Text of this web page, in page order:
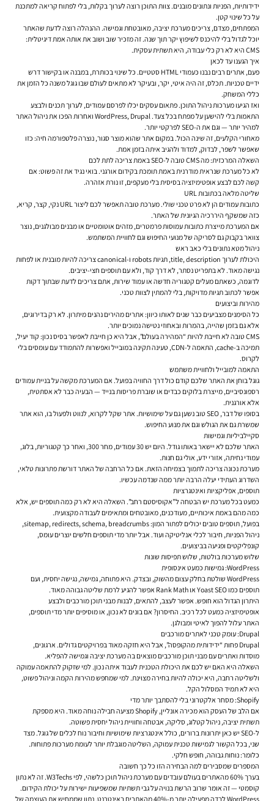
ידידותיות, הפניות ונתונים מובנים. צוות התוכן רוצה לערוך בקלות, בלי לפתוח קריאה למתכנת
על כל שינוי קטן.
המפתחים, מצדם, צריכים מערכת יציבה, מאובטחת וגמישה. ההנהלה רוצה לדעת שהאתר
יוכל לגדול בלי להיכנס לשיפוץ יקר תוך שנה. זה מזכיר שוב ושוב את אותה אמת דיגיטלית:
CMS היא לא רק כלי עבודה, היא תשתית עסקית.
איך הגענו עד לכאן
פעם, אתרים רבים נבנו כעמודי HTML סטטיים. כל שינוי בכותרת, במבנה או בקישור דרש
ידיים טכניות. תכלס, זה היה איטי, יקר, ובעיקר לא מתאים לעולם שבו גוגל משנה כל הזמן את
כללי המשחק.
ואז הגיעו מערכות ניהול התוכן. פתאום עסקים יכלו לפרסם עמודים, לערוך תכנים ולבצע
התאמות בלי להישען על מפתח בכל צעד. WordPress, Drupal ואחרות הפכו את ניהול האתר
למהיר יותר — וגם את ה-SEO לפרקטי יותר.
מאחורי הקלעים, זה שינה הכול. במקום אתר שהוא מוצר סגור, נוצרה פלטפורמה חיה: כזו
שאפשר לשפר, לבדוק, למדוד ולהגיב איתה בזמן אמת.
השאלה המרכזית: מה CMS טובה ל-SEO באמת צריכה לתת לכם
לא כל מערכת שנראית מודרנית באמת תומכת בקידום אורגני. בואי נגיד את זה פשוט: אם
קשה לכם לבצע אופטימיזציה בסיסית בלי מעקפים, זו נורת אזהרה.
שליטה מלאה בכתובות URL
כתובות עמודים הן לא פרט טכני שולי. מערכת טובה תאפשר לכם ליצור URL נקי, קצר, קריא,
כזה שמשקף היררכיה הגיונית של האתר.
אם המערכת מייצרת כתובות עמוסות פרמטרים, מזהים אוטומטיים או מבנים מבולגנים, נוצר
צוואר בקבוק גם לסריקה של מנועי החיפוש וגם לחוויית המשתמש.
ניהול מטא נתונים בלי כאב ראש
היכולת לערוך title, description, תגיות robots ו-canonical צריכה להיות מובנית או לפחות
נגישה מאוד. לא בתפריט נסתר, לא דרך קוד, ולא עם תוספים חצי-יציבים.
לדוגמה, כשאתם מעלים קטגוריה חדשה או עמוד שירות, אתם צריכים לדעת שבתוך דקות
אפשר לכתוב תגיות מדויקות, בלי להמתין לצוות טכני.
מהירות וביצועים
כל הסימנים מצביעים כבר שנים לאותו כיוון: אתרים מהירים נהנים מיתרון. לא רק בדירוגים,
אלא גם בזמן שהייה, בהמרות ובאחוזי נטישה נמוכים יותר.
CMS טובה לא חייבת להיות “המהירה בעולם”, אבל היא כן חייבת לאפשר בסיס נכון: קוד יעיל,
תמיכה ב-cache, התאמה ל-CDN, טעינה תקינה במובייל ואפשרות להתמודד עם עומסים בלי
לקרוס.
התאמה למובייל ולחוויית משתמש
גוגל בוחן את האתר שלכם קודם כול דרך החוויה בפועל. אם המערכת מקשה על בניית עמודים
רספונסיביים, מייצרת בלוקים כבדים או שוברת פריסות בנייד — הבעיה כבר לא אסתטית,
אלא אורגנית.
בסופו של דבר, SEO טוב נשען גם על שימושיות. אתר שקל לקרוא, לנווט ולפעול בו, הוא אתר
שמשרת גם את הגולש וגם את מנוע החיפוש.
סקיילביליות וגמישות
האתר שלכם לא יישאר באותו גודל. היום יש 30 עמודים, מחר 300, ואחר כך קטגוריות, בלוג,
עמודי נחיתה, אזורי ידע, אולי גם חנות.
מערכת נכונה צריכה לתמוך בצמיחה הזאת. אם כל הרחבה של האתר דורשת פתרונות טלאי,
השדרוג העתידי יעלה הרבה יותר ממה שנדמה עכשיו.
תוספים, אפליקציות ואינטגרציות
כמעט בכל מערכת יש הבטחה ל”אקוסיסטם רחב”. השאלה היא לא רק כמה תוספים יש, אלא
כמה מהם באמת איכותיים, מעודכנים, מאובטחים ומתאימים לעבודה מקצועית.
בפועל, תוספים טובים יכולים לפתור המון: sitemap, redirects, schema, breadcrumbs,
ניהול הפניות, חיבור לכלי אנליטיקה ועוד. אבל יותר מדי תוספים חלשים יוצרים עומס,
קונפליקטים ופגיעה בביצועים.
שלוש מערכות בולטות, שלוש תפיסות שונות
WordPress: גמישות כמעט אינסופית
WordPress שולטת בחלק עצום מהשוק, ובצדק. היא פתוחה, גמישה, נגישה יחסית, ועם
תוספים כמו Yoast SEO או Rank Math אפשר להגיע לרמת שליטה גבוהה מאוד.
היתרון הגדול הוא חופש. אפשר לעצב, להתאים, לבנות מבני תוכן מורכבים ולבצע
אופטימיזציה כמעט לכל רכיב. החיסרון? אם בונים לא נכון, או מוסיפים יותר מדי תוספים,
האתר עלול להפוך לאיטי ומבולגן.
Drupal: עומק טכני לאתרים מורכבים
Drupal פחות “ידידותית מהקופסה”, אבל היא חזקה מאוד בפרויקטים גדולים. ארגונים,
מוסדות ואתרים עם מבני תוכן מורכבים מוצאים בה מערכת יציבה וגמישה להפליא.
השאלה היא האם יש לכם את היכולת הטכנית לעבוד איתה נכון. למי שזקוק להתאמה עמוקה
ולשליטה רחבה, היא יכולה להיות בחירה מצוינת. למי שמחפש מהירות הקמה וניהול פשוט,
היא לא תמיד המסלול הקל.
Shopify: מסחר אלקטרוני בלי להסתבך יותר מדי
אם הלב של העסק הוא מכירה אונליין, Shopify מציעה חבילה נוחה מאוד. היא מספקת
תשתית יציבה, ניהול קטלוג, סליקה, אבטחה וחוויית ניהול יחסית פשוטה.
ל-SEO יש כאן יתרונות ברורים, כולל אינטגרציות שימושיות וחיבור נוח לכלים של גוגל. מצד
שני, בכל הקשור לגמישות טכנית עמוקה, השליטה מוגבלת יותר לעומת מערכות פתוחות.
כלומר: נוחות גבוהה, חופש חלקי.
המספרים שמסבירים למה הבחירה הזו כל כך חשובה
בערך 60% מהאתרים בעולם עובדים עם מערכת ניהול תוכן כלשהי, לפי W3Techs. זה לא נתון
קוסמטי — זה אומר שרוב הרשת בנויה על גבי תשתיות שמשפיעות ישירות על יכולת הקידום.
WordPress לבדה מפעילה יותר מ-40% מהאתרים באינטרנט, נתון שממחיש את העוצמה של